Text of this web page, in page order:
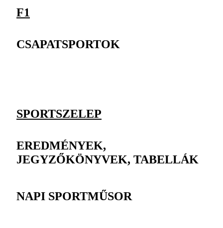
F1
CSAPATSPORTOK
SPORTSZELEP
EREDMÉNYEK,
JEGYZŐKÖNYVEK, TABELLÁK
NAPI SPORTMŰSOR